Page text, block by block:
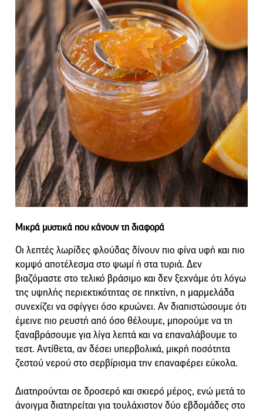
Μικρά μυστικά που κάνουν τη διαφορά
Οι λεπτές λωρίδες φλούδας δίνουν πιο φίνα υφή και πιο
κομψό αποτέλεσμα στο ψωμί ή στα τυριά. Δεν
βιαζόμαστε στο τελικό βράσιμο και δεν ξεχνάμε ότι λόγω
της υψηλής περιεκτικότητας σε πηκτίνη, η μαρμελάδα
συνεχίζει να σφίγγει όσο κρυώνει. Αν διαπιστώσουμε ότι
έμεινε πιο ρευστή από όσο θέλουμε, μπορούμε να τη
ξαναβράσουμε για λίγα λεπτά και να επαναλάβουμε το
τεστ. Αντίθετα, αν δέσει υπερβολικά, μικρή ποσότητα
ζεστού νερού στο σερβίρισμα την επαναφέρει εύκολα.
Διατηρούνται σε δροσερό και σκιερό μέρος, ενώ μετά το
άνοιγμα διατηρείται για τουλάχιστον δύο εβδομάδες στο